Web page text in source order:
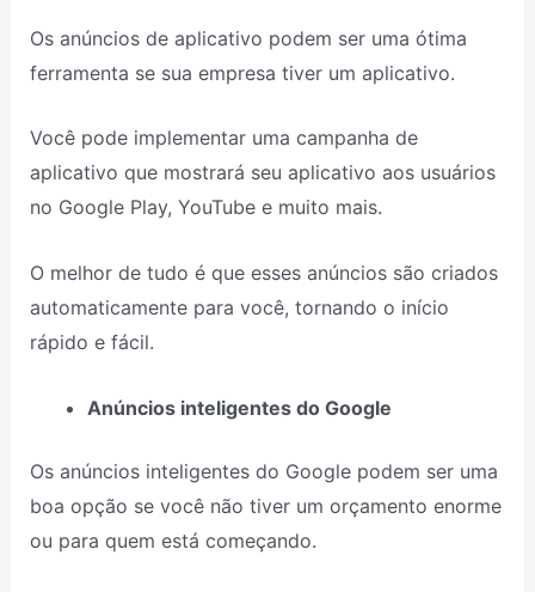
Os anúncios de aplicativo podem ser uma ótima
ferramenta se sua empresa tiver um aplicativo.
Você pode implementar uma campanha de
aplicativo que mostrará seu aplicativo aos usuários
no Google Play, YouTube e muito mais.
O melhor de tudo é que esses anúncios são criados
automaticamente para você, tornando o início
rápido e fácil.
Anúncios inteligentes do Google
Os anúncios inteligentes do Google podem ser uma
boa opção se você não tiver um orçamento enorme
ou para quem está começando.